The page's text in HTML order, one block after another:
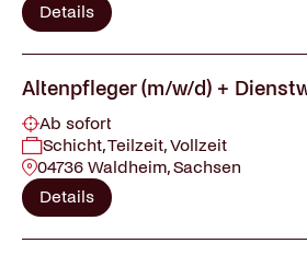
Details
Altenpfleger (m/w/d) +
Ab sofort
Schicht, Teilzeit, Vollzeit
04736 Waldheim, Sachsen
Details